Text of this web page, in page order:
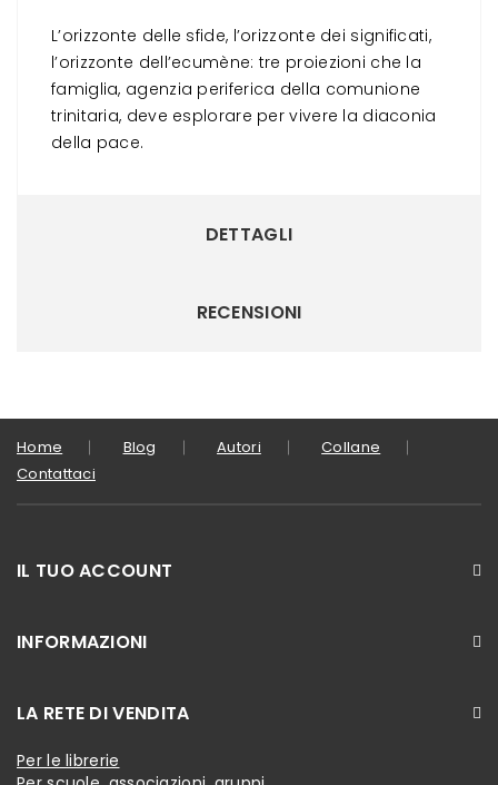
L’orizzonte delle sfide, l’orizzonte dei significati,
l’orizzonte dell’ecumène: tre proiezioni che la
famiglia, agenzia periferica della comunione
trinitaria, deve esplorare per vivere la diaconia
della pace.
DETTAGLI
RECENSIONI
Home Blog Autori
Collane
Contattaci
IL TUO ACCOUNT
INFORMAZIONI
LA RETE DI VENDITA
Per le librerie